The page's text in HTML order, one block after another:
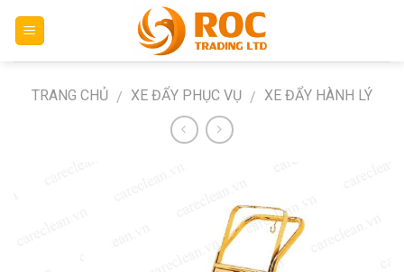
TRANG CHỦ / XE ĐẨY PHỤC VỤ / XE ĐẨY HÀNH LÝ